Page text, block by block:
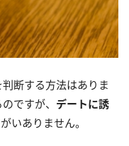
断する方法はありま
ですが、 デートに誘
いありません。